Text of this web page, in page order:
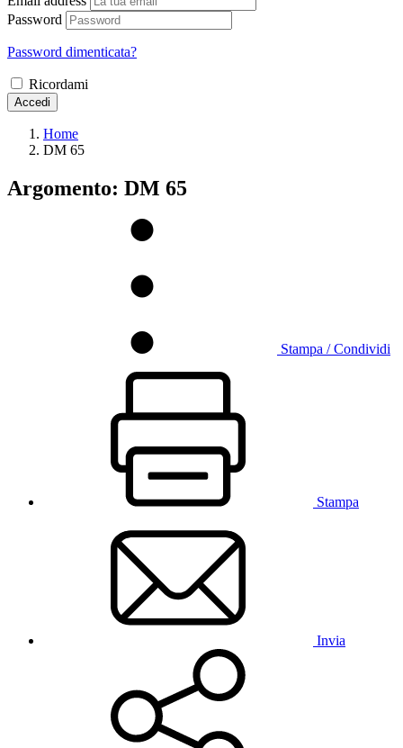
Password
Password dimenticata?
Ricordami
Accedi
Home
DM 65
Argomento: DM 65
Stampa / Condividi
Stampa
Invia